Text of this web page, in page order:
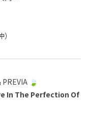
🍃
In The Perfection Of